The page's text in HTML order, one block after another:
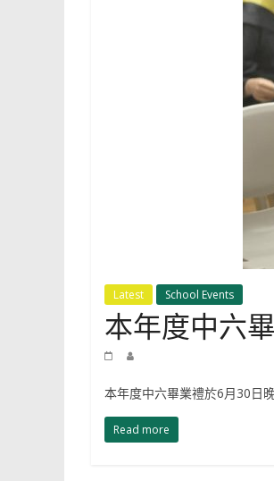
Latest School Events
本年度中六
本年度中六畢業禮於6月30日
Read more